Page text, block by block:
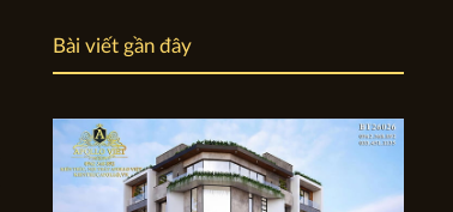
Bài viết gần đây